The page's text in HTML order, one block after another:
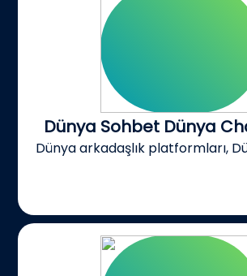
Dünya Sohbet Dünya
Dünya arkadaşlık platformları,